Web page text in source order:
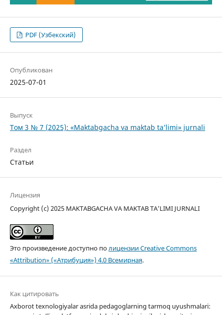
PDF (Узбекский)
Опубликован
2025-07-01
Выпуск
Том 3 № 7 (2025): «Maktabgacha va maktab ta’limi» jurnali
Раздел
Статьи
Лицензия
Copyright (c) 2025 MAKTABGACHA VA MAKTAB TA’LIMI JURNALI
Это произведение доступно полицензии Creative Commons
«Attribution» («Атрибуция») 4.0 Всемирная.
Как цитировать
Axborot texnologiyalar asrida pedagoglarning tarmoq uyushmalari: